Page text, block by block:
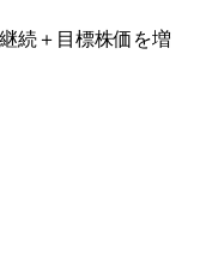
続＋目標株価を増